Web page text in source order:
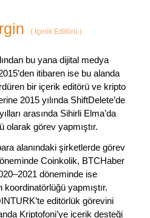
(İçerik Editörü )
bu yana dijital medya
itibaren ise bu alanda
bir içerik editörü ve kripto
2015 yılında ShiftDelete’de
arasında Sihirli Elma’da
olarak görev yapmıştır.
alanındaki şirketlerde görev
Coinkolik, BTCHaber
döneminde ise
koordinatörlüğü yapmıştır.
editörlük görevini
Kriptofoni’ye içerik desteği